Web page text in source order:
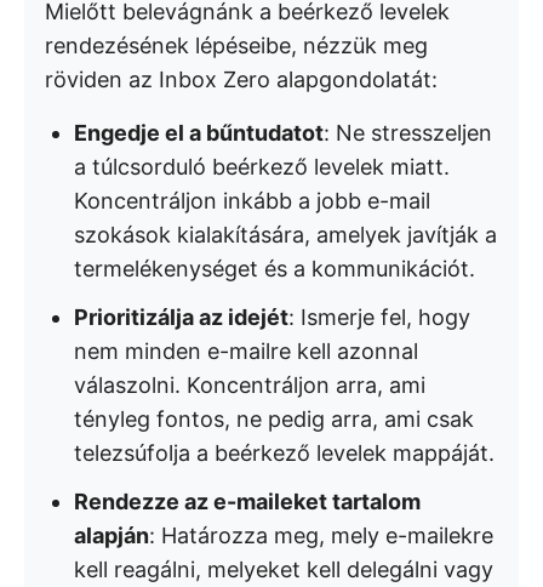
Mielőtt belevágnánk a beérkező levelek
rendezésének lépéseibe, nézzük meg
röviden az Inbox Zero alapgondolatát:
Engedje el a bűntudatot: Ne stresszeljen
a túlcsorduló beérkező levelek miatt.
Koncentráljon inkább a jobb e-mail
szokások kialakítására, amelyek javítják a
termelékenységet és a kommunikációt.
Prioritizálja az idejét: Ismerje fel, hogy
nem minden e-mailre kell azonnal
válaszolni. Koncentráljon arra, ami
tényleg fontos, ne pedig arra, ami csak
telezsúfolja a beérkező levelek mappáját.
Rendezze az e-maileket tartalom
alapján: Határozza meg, mely e-mailekre
kell reagálni, melyeket kell delegálni vagy